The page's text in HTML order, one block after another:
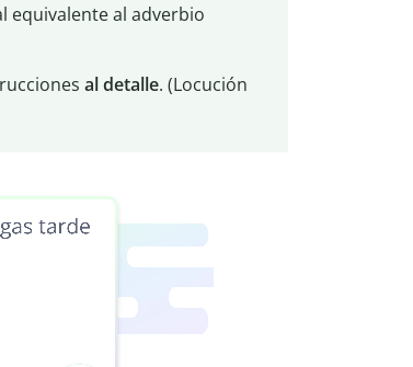
equivalente al adverbio
al detalle. (Locución